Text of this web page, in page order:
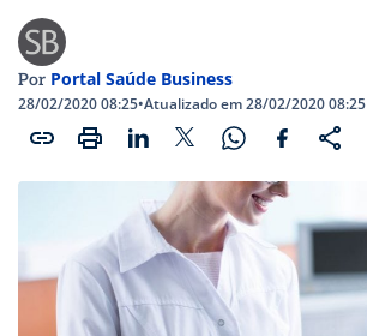
Por Portal Saúde Business
28/02/2020 08:25•Atualizado em 28/02/2020 08:25